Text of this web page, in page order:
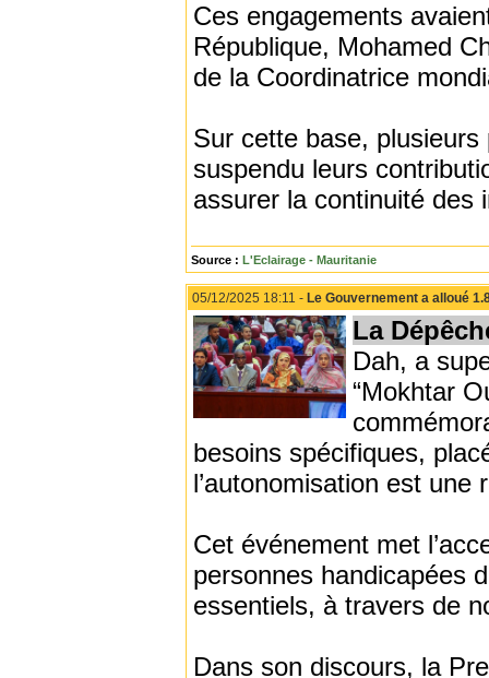
Ces engagements
République, Mohamed
de la Coordinatrice
Sur cette base,
suspendu leurs
assurer la continuité des
Source : L'Eclairage - Mauritanie
05/12/2025 18:11 - Le Gouvernement a alloué
La
Dah, a
“Mokhtar
besoins spécifiques,
l’autonomisation est une
Cet événement met
personnes handicapées
essentiels, à travers de
Dans son discours, la